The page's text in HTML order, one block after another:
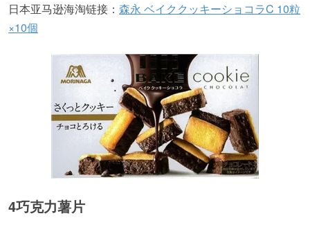
日本亚马逊海淘链接： 森永 ベイククッキーショコラC 10粒
×10個
4巧克力薯片